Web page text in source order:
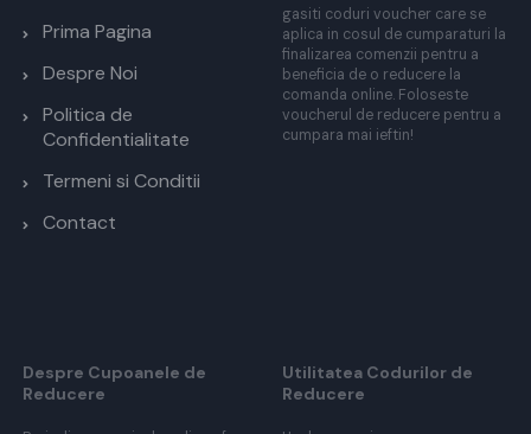
Prima Pagina
Despre Noi
Politica de
Confidentialitate
Termeni si Conditii
Contact
gasiti coduri voucher care se
aplica in cosul de cumparaturi la
finalizarea comenzii pentru a
beneficia de o reducere la
comanda online. Foloseste
voucherul de reducere pentru a
cumpara mai ieftin!
Despre Cupoanele de
Reducere
Utilitatea Codurilor de
Reducere